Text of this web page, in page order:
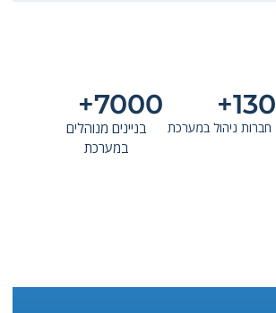
130+
חברות ניהול במערכת
7000+
בניינים מנוהלים
במערכת